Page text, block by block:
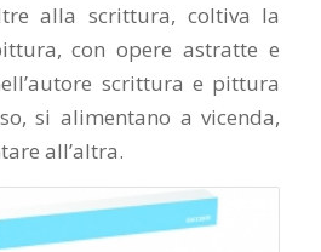
alla scrittura, coltiva la
con opere astratte e
scrittura e pittura
si alimentano a vicenda,
all’altra.